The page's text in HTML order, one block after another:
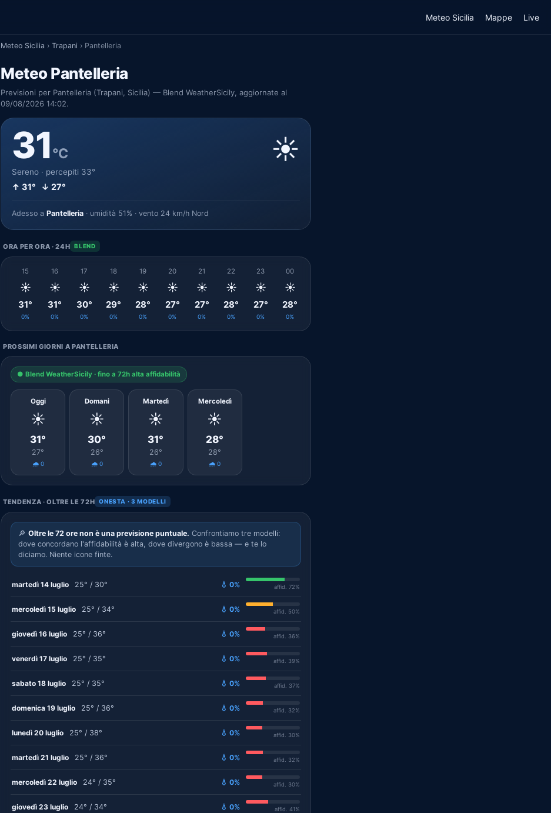
Meteo Sicilia Mappe Live
Meteo Sicilia › Trapani › Pantelleria
Meteo Pantelleria
Previsioni per Pantelleria (Trapani, Sicilia) — Blend WeatherSicily, aggiornate al
09/08/2026 14:02.
31°C
Sereno · percepiti 33°
↑ 31° ↓ 27°
☀️
Adesso a Pantelleria · umidità 51% · vento 24 km/h Nord
ORA PER ORA · 24H BLEND
15
☀️
31°
0%
16
☀️
31°
0%
17
☀️
30°
0%
18
☀️
29°
0%
19
☀️
28°
0%
20
☀️
27°
0%
21
☀️
27°
0%
22
☀️
28°
0%
23
☀️
27°
0%
00
☀️
28°
0%
PROSSIMI GIORNI A PANTELLERIA
● Blend WeatherSicily · fino a 72h alta affidabilità
Oggi
☀️
31°
27°
🌧️ 0
Domani
☀️
30°
26°
🌧️ 0
Martedì
☀️
31°
26°
🌧️ 0
Mercoledì
☀️
28°
28°
🌧️ 0
TENDENZA · OLTRE LE 72H ONESTA · 3 MODELLI
🔎 Oltre le 72 ore non è una previsione puntuale. Confrontiamo tre modelli:
dove concordano l'affidabilità è alta, dove divergono è bassa — e te lo
diciamo. Niente icone finte.
martedì 14 luglio 25° / 30° 💧 0% affid. 72%
mercoledì 15 luglio 25° / 34° 💧 0% affid. 50%
giovedì 16 luglio 25° / 36° 💧 0% affid. 36%
venerdì 17 luglio 25° / 35° 💧 0% affid. 39%
sabato 18 luglio 25° / 35° 💧 0% affid. 37%
domenica 19 luglio 25° / 36° 💧 0% affid. 32%
lunedì 20 luglio 25° / 38° 💧 0% affid. 30%
martedì 21 luglio 25° / 36° 💧 0% affid. 32%
mercoledì 22 luglio 24° / 35° 💧 0% affid. 30%
giovedì 23 luglio 24° / 34° 💧 0% affid. 41%